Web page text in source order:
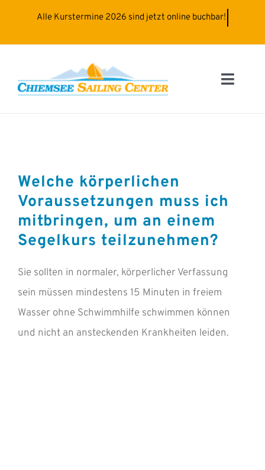
Toggle
FÜHRERSCHEINE
BOOT-SERVICE
INFOS
ÜBER UNS
Welche körperlichen
Voraussetzungen muss ich
mitbringen, um an einem
Segelkurs teilzunehmen?
Sie sollten in normaler, körperlicher Verfassung
sein müssen mindestens 15 Minuten in freiem
Wasser ohne Schwimmhilfe schwimmen können
und nicht an ansteckenden Krankheiten leiden.